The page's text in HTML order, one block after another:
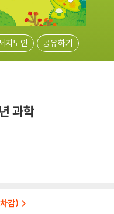
지도안 공유하기
과학
감)